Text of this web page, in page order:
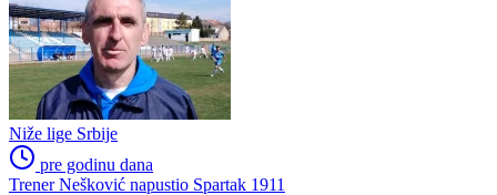
Niže lige Srbije
pre godinu dana
Trener Nešković napustio Spartak 1911